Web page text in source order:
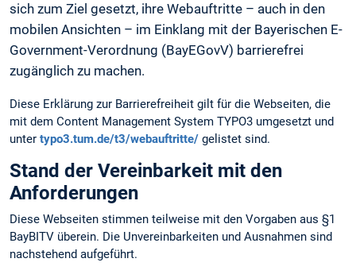
sich zum Ziel gesetzt, ihre Webauftritte – auch in den
mobilen Ansichten – im Einklang mit der Bayerischen E-
Government-Verordnung (BayEGovV) barrierefrei
zugänglich zu machen.
Diese Erklärung zur Barrierefreiheit gilt für die Webseiten, die
mit dem Content Management System TYPO3 umgesetzt und
unter typo3.tum.de/t3/webauftritte/ gelistet sind.
Stand der Vereinbarkeit mit den
Anforderungen
Diese Webseiten stimmen teilweise mit den Vorgaben aus §1
BayBITV überein. Die Unvereinbarkeiten und Ausnahmen sind
nachstehend aufgeführt.